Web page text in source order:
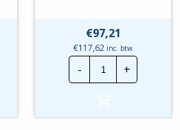
€97,21
€117,62 inc. btw
-
Eaton
xPole
PKN6
20A
+